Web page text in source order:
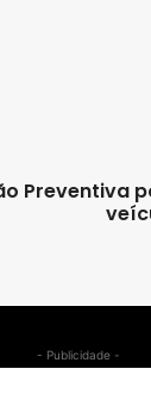
Preventiva
- Publicidade -